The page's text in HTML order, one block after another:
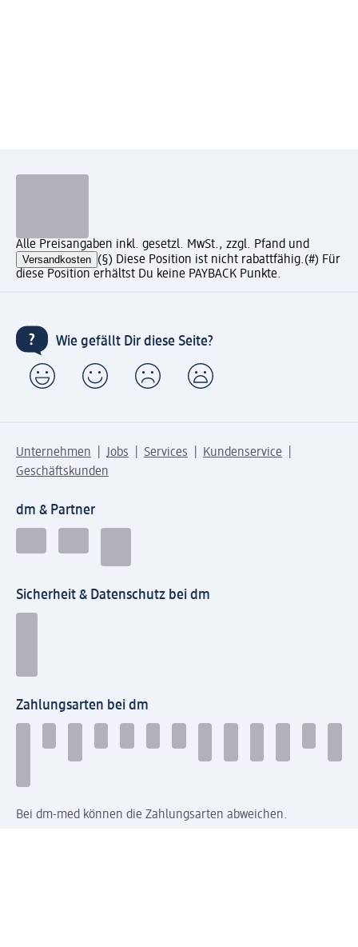
Alle Preisangaben inkl. gesetzl. MwSt., zzgl. Pfand und
Versandkosten (§) Diese Position ist nicht rabattfähig.(#) Für
diese Position erhältst Du keine PAYBACK Punkte.
Wie gefällt Dir diese Seite?
Unternehmen Jobs Services
Kundenservice
Geschäftskunden
dm & Partner
Sicherheit & Datenschutz bei dm
Zahlungsarten bei dm
Bei dm-med können die Zahlungsarten abweichen.